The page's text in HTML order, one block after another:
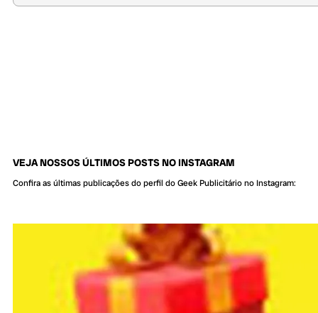
VEJA NOSSOS ÚLTIMOS POSTS NO INSTAGRAM
Confira as últimas publicações do perfil do Geek Publicitário no Instagram: